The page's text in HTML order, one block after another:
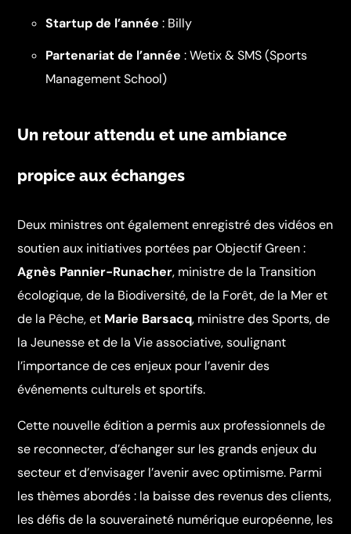
Startup de l’année : Billy
Partenariat de l’année : Wetix & SMS (Sports
Management School)
Un retour attendu et une ambiance
propice aux échanges
Deux ministres ont également enregistré des vidéos en
soutien aux initiatives portées par Objectif Green :
Agnès Pannier-Runacher, ministre de la Transition
écologique, de la Biodiversité, de la Forêt, de la Mer et
de la Pêche, et Marie Barsacq, ministre des Sports, de
la Jeunesse et de la Vie associative, soulignant
l’importance de ces enjeux pour l’avenir des
événements culturels et sportifs.
Cette nouvelle édition a permis aux professionnels de
se reconnecter, d’échanger sur les grands enjeux du
secteur et d’envisager l’avenir avec optimisme. Parmi
les thèmes abordés : la baisse des revenus des clients,
les défis de la souveraineté numérique européenne, les